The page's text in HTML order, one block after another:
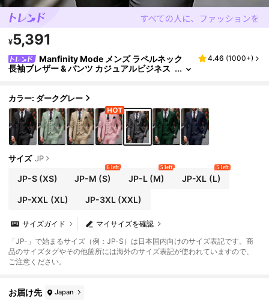
¥5,391
Manfinity Mode メンズ ラペルネック
長袖ブレザー & パンツ カジュアルビジネス
4.46 (1000+)
カラー: ダークグレー
サイズ JP
JP-S(XS) JP-M (S)
6 left
JP-L(M)
5 left
JP-XL (L)
5 left
JP-XXL (XL) JP-3XL (XXL)
マイサイズを確認
サイズガイド
「JP-」で始まるサイズ（例：JP-S）は日本国内向けのサイズ表記です。商
品のサイズタグやその他箇所には海外のサイズ表記が使われていますので、
ご注意ください。
お届け先 Japan